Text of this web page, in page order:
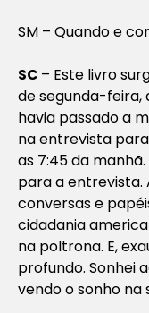
SM – Quando e
SC – Este livro
de segunda-feira,
havia passado a
na entrevista
as 7:45 da
para a entrevista.
conversas e
cidadania
na poltrona. E,
profundo. Sonhei
vendo o sonho na